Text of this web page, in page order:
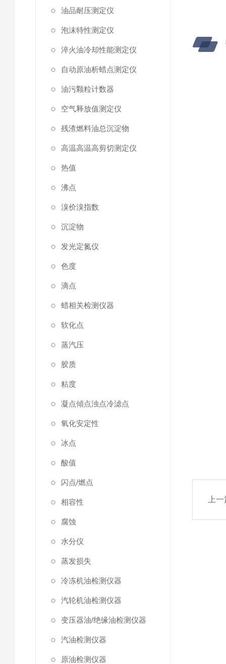
油品耐压测定仪
泡沫特性测定仪
淬火油冷却性能测定仪
自动原油析蜡点测定仪
油污颗粒计数器
空气释放值测定仪
残渣燃料油总沉淀物
高温高温高剪切测定仪
热值
沸点
溴价溴指数
沉淀物
发光定氮仪
色度
滴点
蜡相关检测仪器
软化点
蒸汽压
胶质
粘度
凝点傾点浊点冷滤点
氧化安定性
冰点
酸值
闪点/燃点
相容性
腐蚀
水分仪
蒸发损失
冷冻机油检测仪器
汽轮机油检测仪器
变压器油/绝缘油检测仪器
汽油检测仪器
原油检测仪器
上